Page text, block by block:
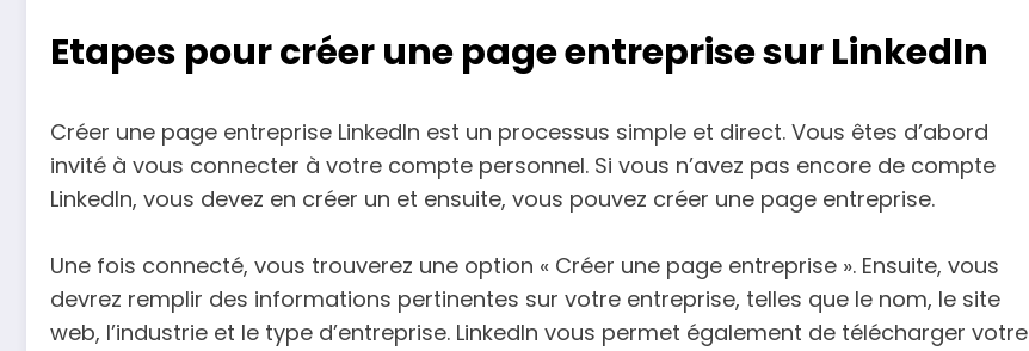
Etapes pour créer une page entreprise sur LinkedIn
Créer une page entreprise LinkedIn est un processus simple et direct. Vous êtes d’abord
invité à vous connecter à votre compte personnel. Si vous n’avez pas encore de compte
LinkedIn, vous devez en créer un et ensuite, vous pouvez créer une page entreprise.
Une fois connecté, vous trouverez une option « Créer une page entreprise ». Ensuite, vous
devrez remplir des informations pertinentes sur votre entreprise, telles que le nom, le site
web, l’industrie et le type d’entreprise. LinkedIn vous permet également de télécharger votre